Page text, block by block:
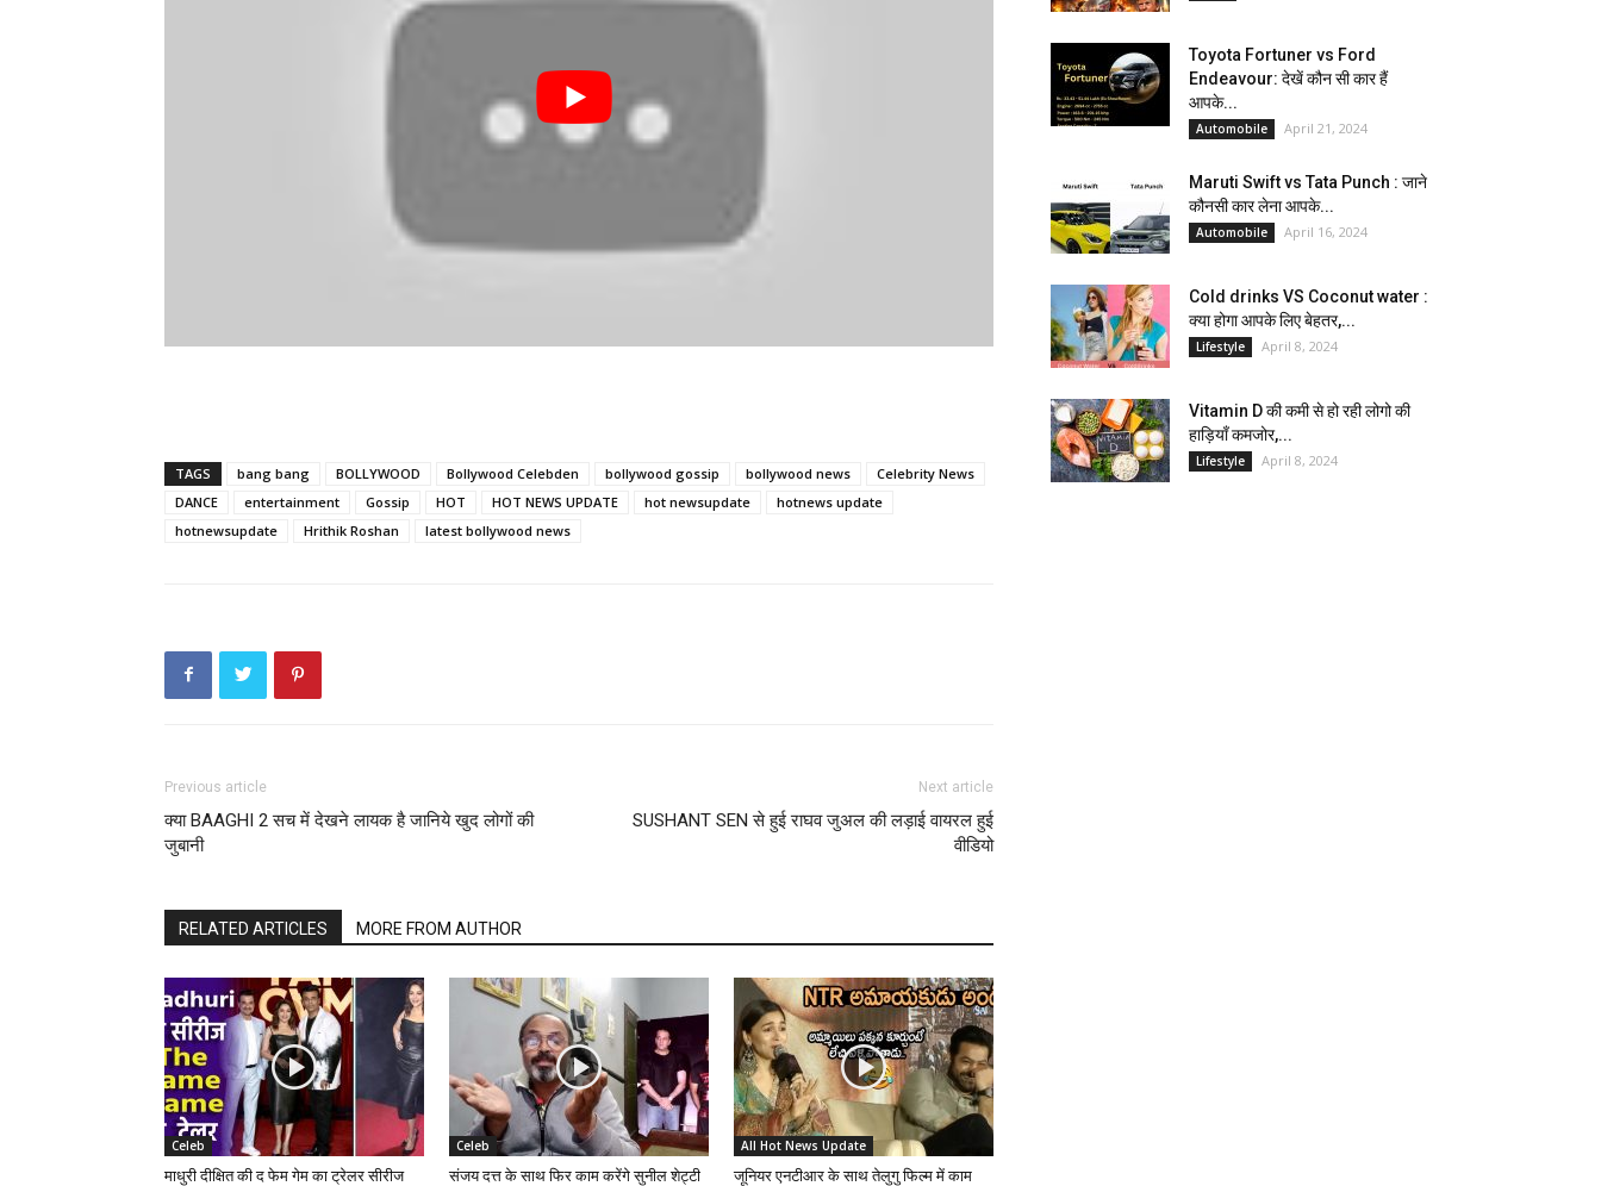
TAGS bang bang BOLLYWOOD Bollywood Celebden bollywood gossip bollywood news
Celebrity News
DANCE
entertainment Gossip HOT HOT NEWS UPDATE hot newsupdate
hotnews update
hotnewsupdate
Hrithik Roshan latest bollywood news
Previous article
क्या BAAGHI 2 सच में देखने लायक है जानिये खुद लोगों की
जुबानी
Next article
SUSHANT SEN से हुई राघव जुअल की लड़ाई वायरल हुई
वीडियो
RELATED ARTICLES MORE FROM AUTHOR
Celeb
माधुरी दीक्षित की द फेम गेम का ट्रेलर सीरीज
Celeb
संजय दत्त के साथ फिर काम करेंगे सुनील शेट्टी
All Hot News Update
जूनियर एनटीआर के साथ तेलुगु फिल्म में काम
Toyota Fortuner vs Ford
Endeavour: देखें कौन सी कार हैं
आपके...
Automobile April 21, 2024
Maruti Swift vs Tata Punch : जाने
कौनसी कार लेना आपके...
Automobile April 16, 2024
Cold drinks VS Coconut water :
क्या होगा आपके लिए बेहतर,...
Lifestyle April 8, 2024
Vitamin D की कमी से हो रही लोगो की
हाड़ियाँ कमजोर,...
Lifestyle April 8, 2024